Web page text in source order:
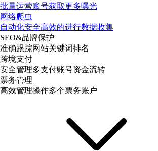
批量运营账号获取更多曝光
网络爬虫
自动化安全高效的进行数据收集
SEO&品牌保护
准确跟踪网站关键词排名
跨境支付
安全管理多支付账号资金流转
票务管理
高效管理操作多个票务账户